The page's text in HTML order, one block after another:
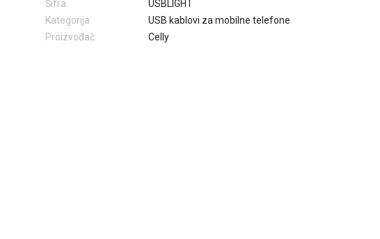
Šifra:
USBLIGHT
Kategorija:
USB kablovi za mobilne telefone
Proizvođač:
Celly